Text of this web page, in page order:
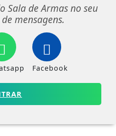
Sala de Armas no seu
mensagens.
Facebook